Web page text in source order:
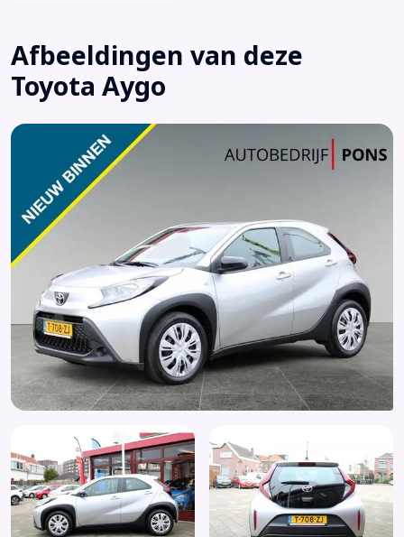
Hoofd airbag(s) achter
Hoofd airbag(s) voor
LED dagrijverlichting
Metaalkleur
Multimedia-voorbereiding
Multimedia scherm middel
Multimedia scherm standaard
Nieuwe APK bij aflevering
Passagiersairbag
Radio
Rijstrooksensor met correctie
Start/stop systeem
Verkeersbord detectie
Zij airbag(s) voor
Zwarte (glans) exterieur delen
Afbeeldingen van deze
Toyota Aygo